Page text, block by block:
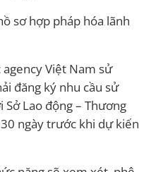
sơ hợp pháp hóa lãnh
Việt Nam sử
đăng ký nhu cầu sử
Lao động – Thương
ngày trước khi dự kiến